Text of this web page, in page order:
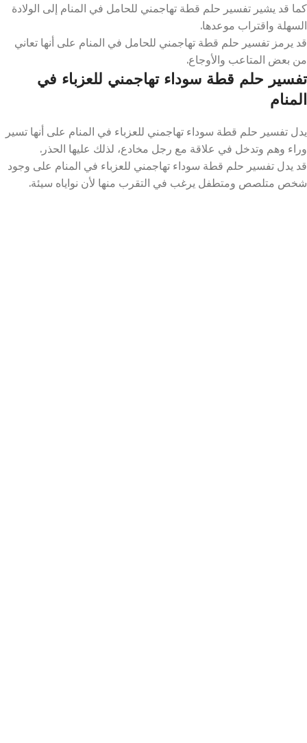
كما قد يشير تفسير حلم قطة تهاجمني للحامل في المنام إلى الولادة
السهلة واقتراب موعدها.
قد يرمز تفسير حلم قطة تهاجمني للحامل في المنام على أنها تعاني
من بعض المتاعب والأوجاع.
تفسير حلم قطة سوداء تهاجمني للعزباء في
المنام
يدل تفسير حلم قطة سوداء تهاجمني للعزباء في المنام على أنها تسير
وراء وهم وتدخل في علاقة مع رجل مخادع، لذلك عليها الحذر.
قد يدل تفسير حلم قطة سوداء تهاجمني للعزباء في المنام على وجود
شخص متلصص ومتطفل يرغب في التقرب منها لأن نواياه سيئة.